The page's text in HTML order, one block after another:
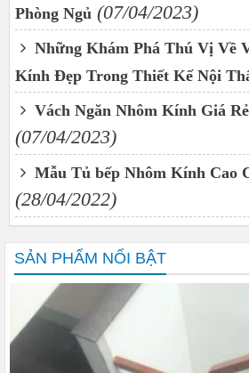
Phòng Ngủ (07/04/2023)
Những Khám Phá Thú Vị Về
Kính Đẹp Trong Thiết Kế Nội
Vách Ngăn Nhôm Kính Giá
(07/04/2023)
Mẫu Tủ bếp Nhôm Kính Cao
(28/04/2022)
SẢN PHẨM NỔI BẬT